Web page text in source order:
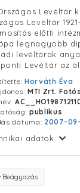
Levéltár
Levéltár
előtti
legnagyobb
levéltárak
Levéltár az
Horváth Éva
MTI Zrt.
publikus
dátuma: 2007-
adatok:
Beágyazás